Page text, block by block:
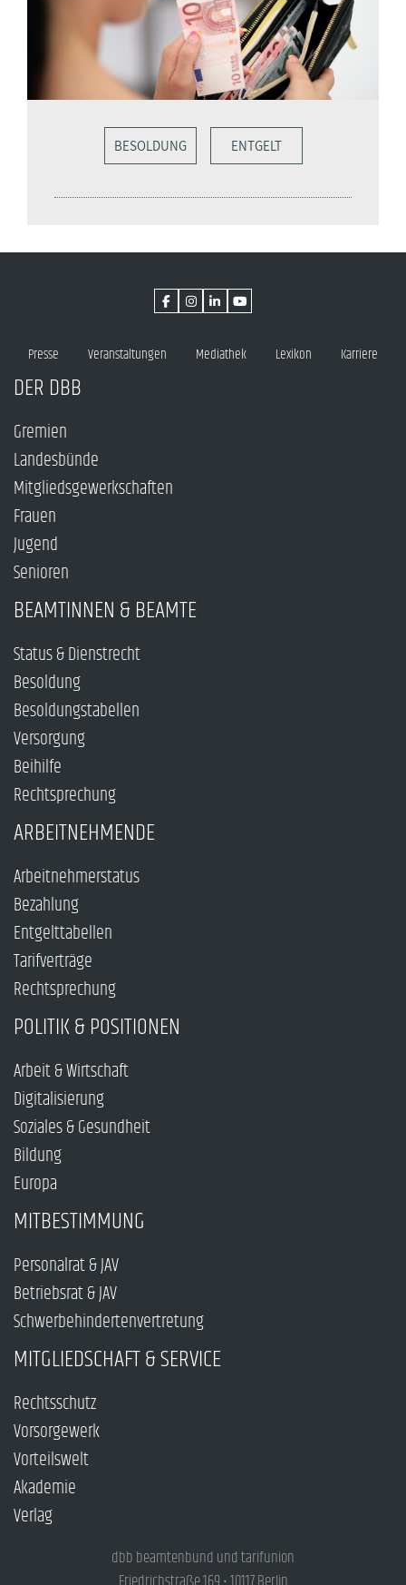
BESOLDUNG ENTGELT
Presse Veranstaltungen Mediathek Lexikon Karriere
DER DBB
Gremien
Landesbünde
Mitgliedsgewerkschaften
Frauen
Jugend
Senioren
BEAMTINNEN & BEAMTE
Status & Dienstrecht
Besoldung
Besoldungstabellen
Versorgung
Beihilfe
Rechtsprechung
ARBEITNEHMENDE
Arbeitnehmerstatus
Bezahlung
Entgelttabellen
Tarifverträge
Rechtsprechung
POLITIK & POSITIONEN
Arbeit & Wirtschaft
Digitalisierung
Soziales & Gesundheit
Bildung
Europa
MITBESTIMMUNG
Personalrat & JAV
Betriebsrat & JAV
Schwerbehindertenvertretung
MITGLIEDSCHAFT & SERVICE
Rechtsschutz
Vorsorgewerk
Vorteilswelt
Akademie
Verlag
dbb beamtenbund und tarifunion